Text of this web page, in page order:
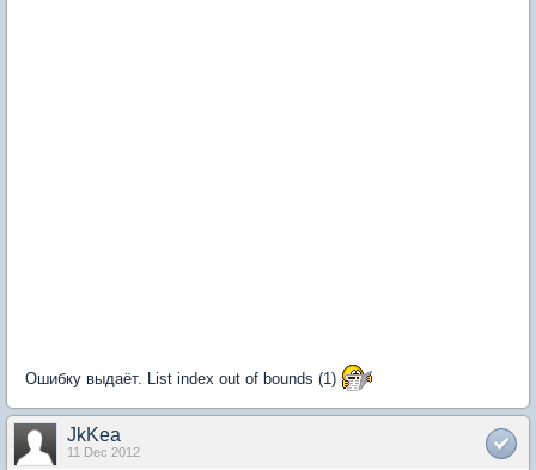
Ошибку выдаёт. List index out of bounds (1)
JkKea
11 Dec 2012